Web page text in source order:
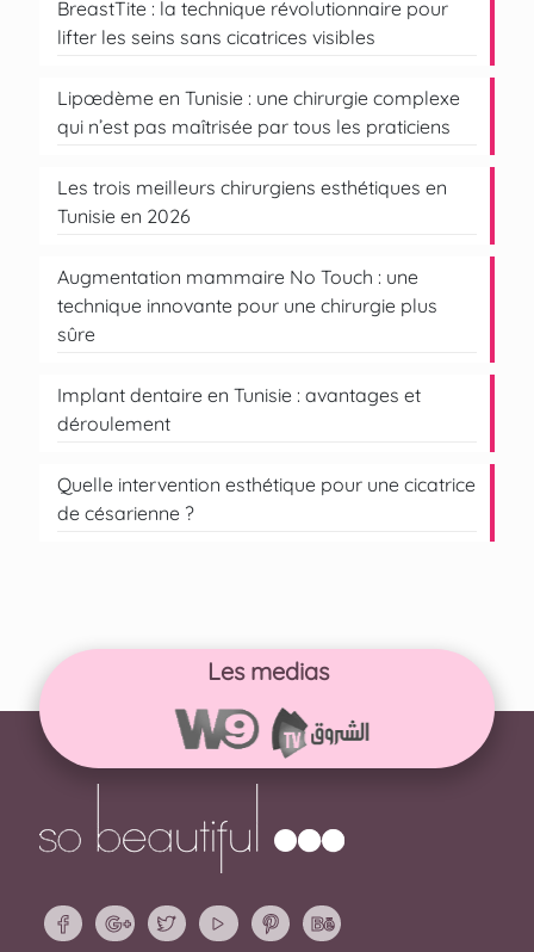
BreastTite : la technique révolutionnaire pour
lifter les seins sans cicatrices visibles
Lipœdème en Tunisie : une chirurgie complexe
qui n’est pas maîtrisée par tous les praticiens
Les trois meilleurs chirurgiens esthétiques en
Tunisie en 2026
Augmentation mammaire No Touch : une
technique innovante pour une chirurgie plus
sûre
Implant dentaire en Tunisie : avantages et
déroulement
Quelle intervention esthétique pour une cicatrice
de césarienne ?
Les medias